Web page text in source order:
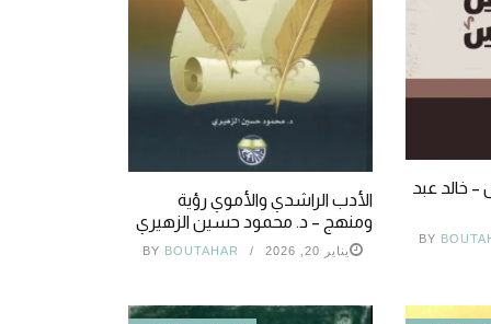
الأدب الراشدي والأموي رؤية
ومنهج – د. محمود حسين الزهيري
يناير 20, 2026 BY BOUTAHAR
– خالد عبد
BY